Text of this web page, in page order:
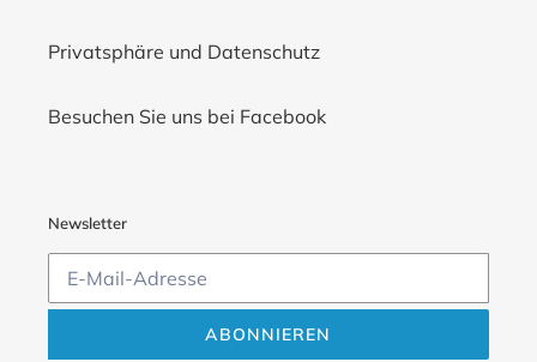
Privatsphäre und Datenschutz
Besuchen Sie uns bei Facebook
Newsletter
ABONNIEREN